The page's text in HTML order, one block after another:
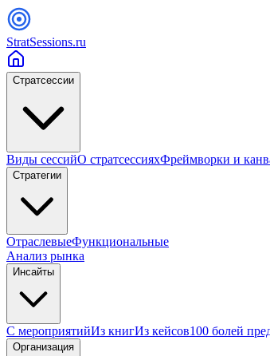
StratSessions.ru
Стратсессии
Виды сессийО стратсессияхФреймворки и
Стратегии
ОтраслевыеФункциональные
Анализ рынка
Инсайты
С мероприятийИз книгИз кейсов100 болей
Организация